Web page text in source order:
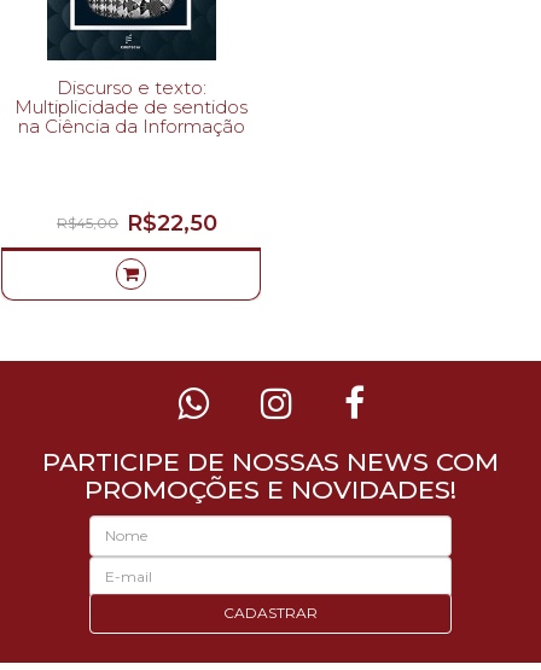
Discurso e texto:
Multiplicidade de sentidos
na Ciência da Informação
R$22,50
R$45,00
PARTICIPE DE NOSSAS NEWS COM
PROMOÇÕES E NOVIDADES!
CADASTRAR